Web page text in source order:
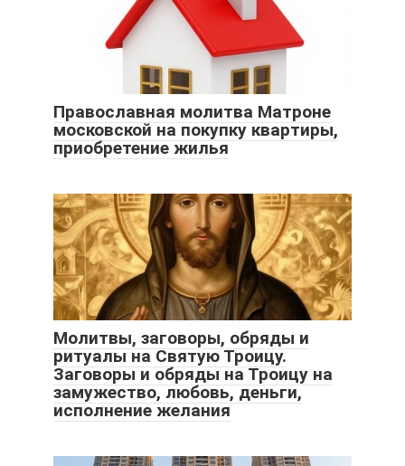
Православная молитва Матроне
московской на покупку квартиры,
приобретение жилья
Молитвы, заговоры, обряды и
ритуалы на Святую Троицу.
Заговоры и обряды на Троицу на
замужество, любовь, деньги,
исполнение желания